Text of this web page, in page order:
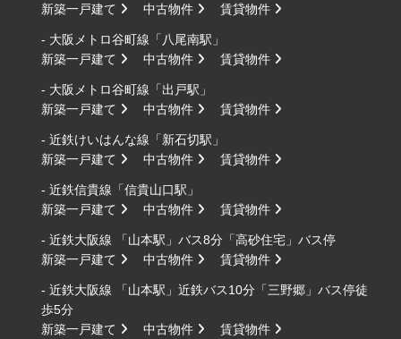
新築一戸建て
中古物件 賃貸物件
- 大阪メトロ谷町線「八尾南駅」
新築一戸建て
中古物件 賃貸物件
- 大阪メトロ谷町線「出戸駅」
新築一戸建て
中古物件 賃貸物件
- 近鉄けいはんな線「新石切駅」
新築一戸建て
中古物件 賃貸物件
- 近鉄信貴線「信貴山口駅」
新築一戸建て
中古物件 賃貸物件
- 近鉄大阪線 「山本駅」バス8分「高砂住宅」バス停
新築一戸建て
中古物件 賃貸物件
- 近鉄大阪線 「山本駅」近鉄バス10分「三野郷」バス停徒
歩5分
新築一戸建て
中古物件 賃貸物件